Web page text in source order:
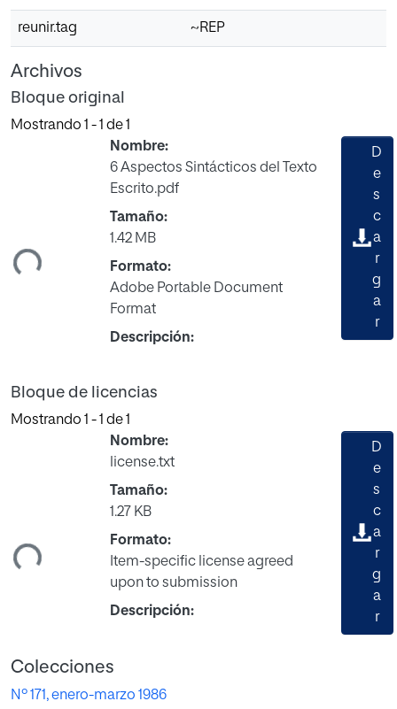
reunir.tag ~REP
Archivos
Bloque original
Mostrando 1 - 1 de 1
Nombre:
6 Aspectos Sintácticos del Texto
Escrito.pdf
Tamaño:
1.42 MB
Formato:
Adobe Portable Document
Format
Descripción:
D
e
s
c
a
r
g
a
r
Bloque de licencias
Mostrando 1 - 1 de 1
Nombre:
license.txt
Tamaño:
1.27 KB
Formato:
Item-specific license agreed
upon to submission
Descripción:
D
e
s
c
a
r
g
a
r
Colecciones
Nº 171, enero-marzo 1986